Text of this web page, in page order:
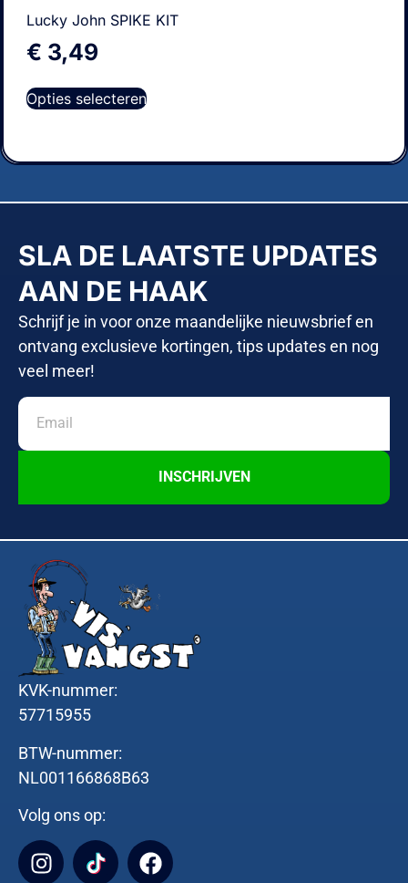
Lucky John SPIKE KIT
€ 3,49
Opties selecteren
SLA DE LAATSTE UPDATES
AAN DE HAAK
Schrijf je in voor onze maandelijke nieuwsbrief en
ontvang exclusieve kortingen, tips updates en nog
veel meer!
INSCHRIJVEN
KVK-nummer:
57715955
BTW-nummer:
NL001166868B63
Volg ons op: